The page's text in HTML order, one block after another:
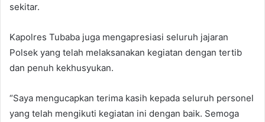
sekitar.
Kapolres Tubaba juga mengapresiasi seluruh jajaran
Polsek yang telah melaksanakan kegiatan dengan tertib
dan penuh kekhusyukan.
“Saya mengucapkan terima kasih kepada seluruh personel
yang telah mengikuti kegiatan ini dengan baik. Semoga